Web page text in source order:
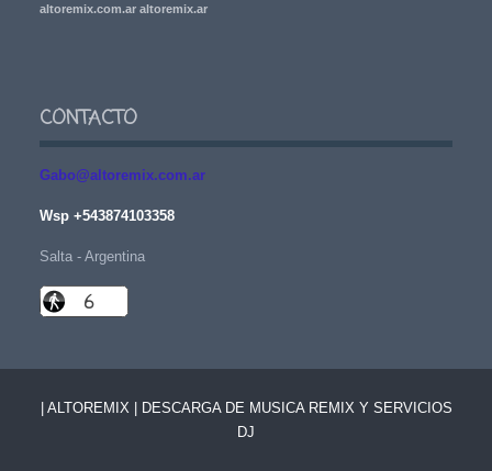
altoremix.com.ar altoremix.ar
CONTACTO
Gabo@altoremix.com.ar
Wsp +543874103358
Salta - Argentina
| ALTOREMIX | DESCARGA DE MUSICA REMIX Y SERVICIOS
DJ